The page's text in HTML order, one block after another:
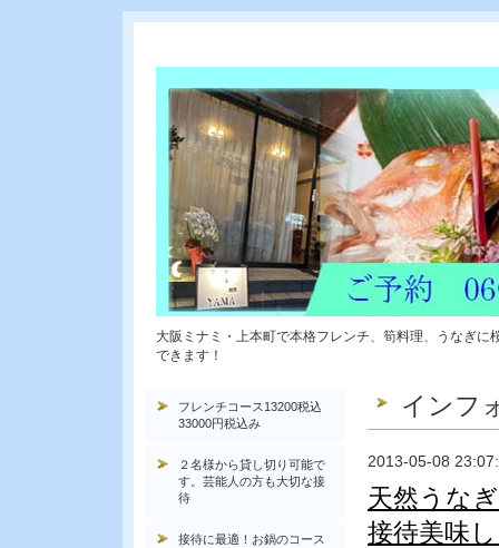
大阪ミナミ・上本町で本格フレンチ、筍料理、うなぎ
できます！
インフ
2013-05-08
天然うな
接待美味
フレンチコース13200税込
33000円税込み
２名様から貸し切り可能で
す。芸能人の方も大切な接
待
接待に最適！お鍋のコース